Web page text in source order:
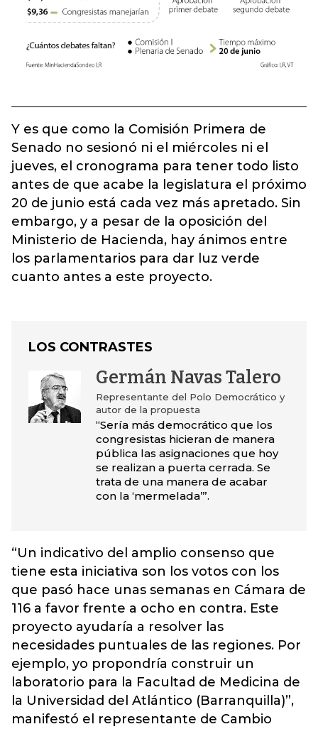
Y es que como la Comisión Primera de
Senado no sesionó ni el miércoles ni el
jueves, el cronograma para tener todo listo
antes de que acabe la legislatura el próximo
20 de junio está cada vez más apretado. Sin
embargo, y a pesar de la oposición del
Ministerio de Hacienda, hay ánimos entre
los parlamentarios para dar luz verde
cuanto antes a este proyecto.
LOS CONTRASTES
Germán Navas Talero
Representante del Polo Democrático y
autor de la propuesta
“Sería más democrático que los
congresistas hicieran de manera
pública las asignaciones que hoy
se realizan a puerta cerrada. Se
trata de una manera de acabar
con la ‘mermelada’”.
“Un indicativo del amplio consenso que
tiene esta iniciativa son los votos con los
que pasó hace unas semanas en Cámara de
116 a favor frente a ocho en contra. Este
proyecto ayudaría a resolver las
necesidades puntuales de las regiones. Por
ejemplo, yo propondría construir un
laboratorio para la Facultad de Medicina de
la Universidad del Atlántico (Barranquilla)”,
manifestó el representante de Cambio